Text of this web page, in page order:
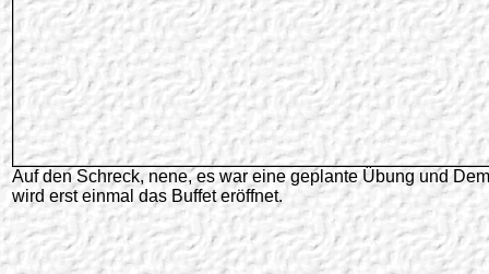
Auf den Schreck, nene, es war eine geplante Übung und
wird erst einmal das Buffet eröffnet.